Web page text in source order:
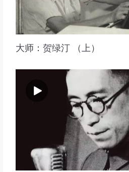
大师：贺绿汀 （上）